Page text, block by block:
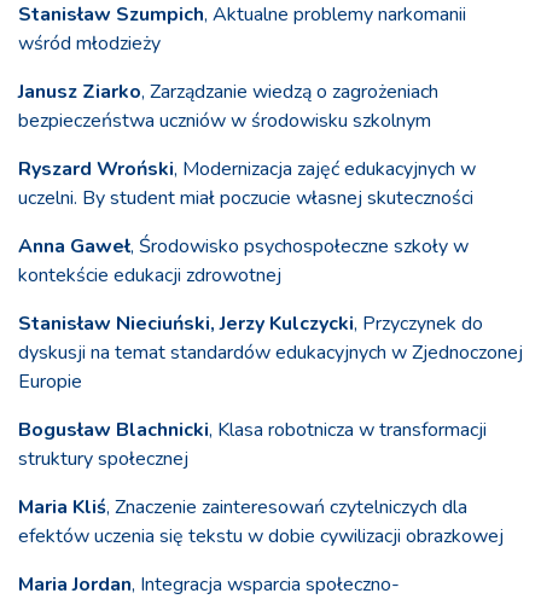
Stanisław Szumpich, Aktualne problemy narkomanii
wśród młodzieży
Janusz Ziarko, Zarządzanie wiedzą o zagrożeniach
bezpieczeństwa uczniów w środowisku szkolnym
Ryszard Wroński, Modernizacja zajęć edukacyjnych w
uczelni. By student miał poczucie własnej skuteczności
Anna Gaweł, Środowisko psychospołeczne szkoły w
kontekście edukacji zdrowotnej
Stanisław Nieciuński, Jerzy Kulczycki, Przyczynek do
dyskusji na temat standardów edukacyjnych w Zjednoczonej
Europie
Bogusław Blachnicki, Klasa robotnicza w transformacji
struktury społecznej
Maria Kliś, Znaczenie zainteresowań czytelniczych dla
efektów uczenia się tekstu w dobie cywilizacji obrazkowej
Maria Jordan, Integracja wsparcia społeczno-